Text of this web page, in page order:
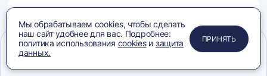
соответствия требованиям
ПРИМЕНИТЬ
ЗАКРЫТЬ
ЗАКРЫТЬ
ЗАКРЫТЬ
Мы обрабатываем cookies, чтобы сделать
наш сайт удобнее для вас. Подробнее:
политика использования cookiesи защита
данных.
ПРИНЯТЬ